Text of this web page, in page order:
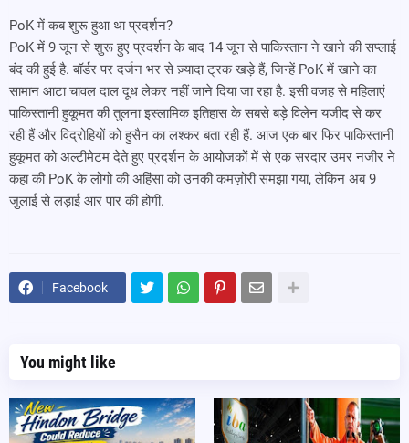
PoK में कब शुरू हुआ था प्रदर्शन?
PoK में 9 जून से शुरू हुए प्रदर्शन के बाद 14 जून से पाकिस्तान ने खाने की सप्लाई
बंद की हुई है. बॉर्डर पर दर्जन भर से ज़्यादा ट्रक खड़े हैं, जिन्हें PoK में खाने का
सामान आटा चावल दाल दूध लेकर नहीं जाने दिया जा रहा है. इसी वजह से महिलाएं
पाकिस्तानी हुकूमत की तुलना इस्लामिक इतिहास के सबसे बड़े विलेन यजीद से कर
रही हैं और विद्रोहियों को हुसैन का लश्कर बता रही हैं. आज एक बार फिर पाकिस्तानी
हुकूमत को अल्टीमेटम देते हुए प्रदर्शन के आयोजकों में से एक सरदार उमर नजीर ने
कहा की PoK के लोगो की अहिंसा को उनकी कमज़ोरी समझा गया, लेकिन अब 9
जुलाई से लड़ाई आर पार की होगी.
Facebook
You might like